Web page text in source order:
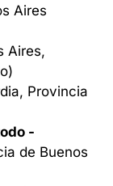
Aires
Aires,
Provincia
-
de Buenos